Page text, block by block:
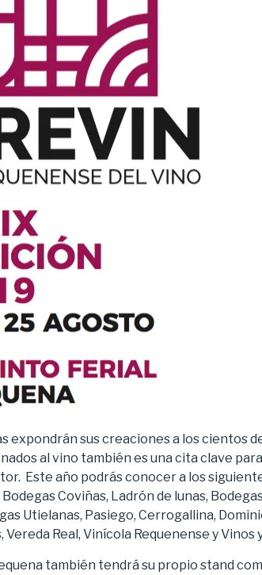
expondrán sus creaciones a los cientos
al vino también es una cita clave
Este año podrás conocer a los
Coviñas, Ladrón de lunas,
Utielanas, Pasiego, Cerrogallina,
Vereda Real, Vinícola Requenense y
también tendrá su propio stand